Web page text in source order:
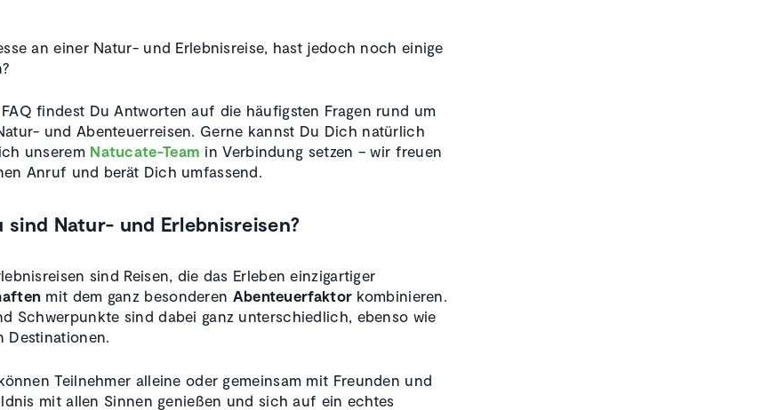
an einer Natur- und Erlebnisreise, hast jedoch noch einige
findest Du Antworten auf die häufigsten Fragen rund um
und Abenteuerreisen. Gerne kannst Du Dich natürlich
unserem Natucate-Team in Verbindung setzen – wir freuen
Anruf und berät Dich umfassend.
sind Natur- und Erlebnisreisen?
sind Reisen, die das Erleben einzigartiger
mit dem ganz besonderen Abenteuerfaktor kombinieren.
Schwerpunkte sind dabei ganz unterschiedlich, ebenso wie
Destinationen.
Teilnehmer alleine oder gemeinsam mit Freunden und
mit allen Sinnen genießen und sich auf ein echtes